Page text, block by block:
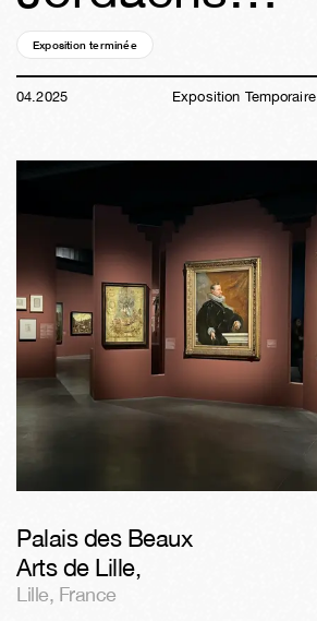
Exposition terminée
04.2025 Exposition Temporaire
Palais des Beaux
Arts de Lille,
Lille, France